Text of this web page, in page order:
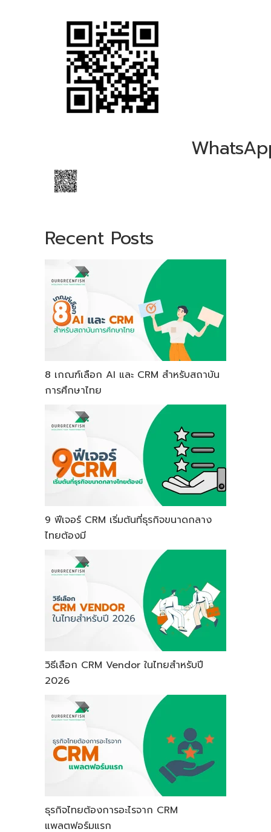
Recent Posts
8 เกณฑ์เลือก AI และ CRM สำหรับสถาบัน
การศึกษาไทย
9 ฟีเจอร์ CRM เริ่มต้นที่ธุรกิจขนาดกลาง
ไทยต้องมี
วิธีเลือก CRM Vendor ในไทยสำหรับปี
2026
ธุรกิจไทยต้องการอะไรจาก CRM
แพลตฟอร์มแรก